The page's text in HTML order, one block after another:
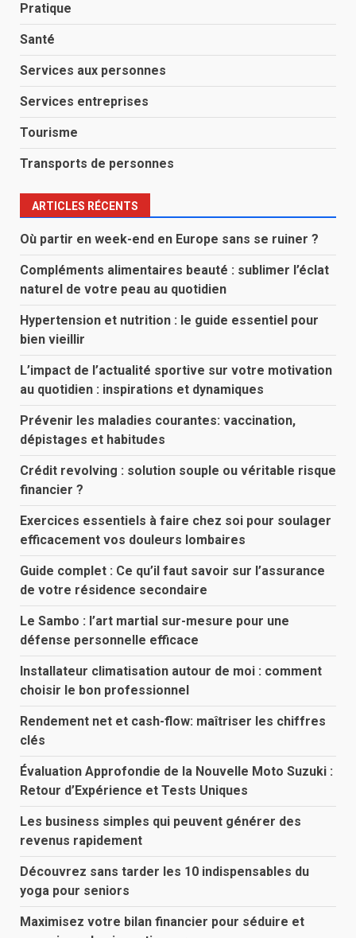
Pratique
Santé
Services aux personnes
Services entreprises
Tourisme
Transports de personnes
ARTICLES RÉCENTS
Où partir en week-end en Europe sans se ruiner ?
Compléments alimentaires beauté : sublimer l’éclat
naturel de votre peau au quotidien
Hypertension et nutrition : le guide essentiel pour
bien vieillir
L’impact de l’actualité sportive sur votre motivation
au quotidien : inspirations et dynamiques
Prévenir les maladies courantes: vaccination,
dépistages et habitudes
Crédit revolving : solution souple ou véritable risque
financier ?
Exercices essentiels à faire chez soi pour soulager
efficacement vos douleurs lombaires
Guide complet : Ce qu’il faut savoir sur l’assurance
de votre résidence secondaire
Le Sambo : l’art martial sur-mesure pour une
défense personnelle efficace
Installateur climatisation autour de moi : comment
choisir le bon professionnel
Rendement net et cash-flow: maîtriser les chiffres
clés
Évaluation Approfondie de la Nouvelle Moto Suzuki :
Retour d’Expérience et Tests Uniques
Les business simples qui peuvent générer des
revenus rapidement
Découvrez sans tarder les 10 indispensables du
yoga pour seniors
Maximisez votre bilan financier pour séduire et